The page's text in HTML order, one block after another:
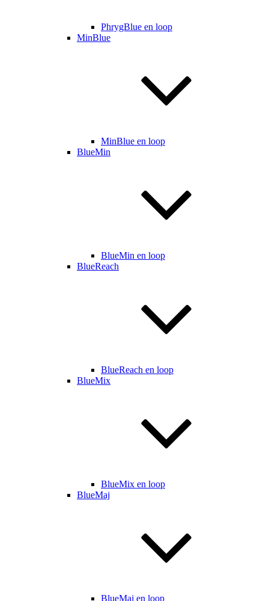
PhrygBlue en loop
MinBlue
MinBlue en loop
BlueMin
BlueMin en loop
BlueReach
BlueReach en loop
BlueMix
BlueMix en loop
BlueMaj
BlueMaj en loop